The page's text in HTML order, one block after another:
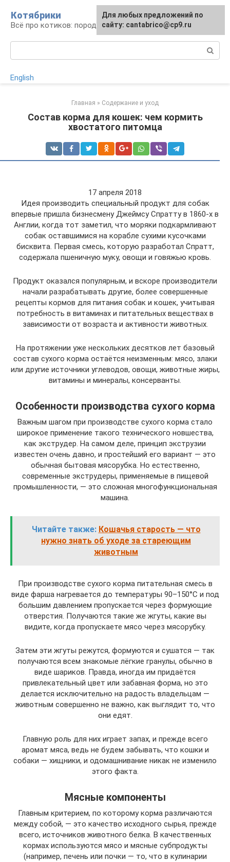
контенту
Котябрики
Всё про котиков: породы, содержание, уход
English
Главная » Содержание и уход
Состав корма для кошек: чем кормить
хвостатого питомца
17 апреля 2018
Идея производить специальный продукт для собак
впервые пришла бизнесмену Джеймсу Спратту в 1860-х в
Англии, когда тот заметил, что моряки подкармливают
собак оставшимися на корабле сухими кусочками
бисквита. Первая смесь, которую разработал Спратт,
содержала пшеничную муку, овощи и говяжью кровь.
Продукт оказался популярным, и вскоре производители
начали разрабатывать другие, более совершенные
рецепты кормов для питания собак и кошек, учитывая
потребность в витаминах и питательных веществах в
зависимости от возраста и активности животных.
На протяжении уже нескольких десятков лет базовый
состав сухого корма остаётся неизменным: мясо, злаки
или другие источники углеводов, овощи, животные жиры,
витамины и минералы, консерванты.
Особенности производства сухого корма
Важным шагом при производстве сухого корма стало
широкое применение такого технического новшества,
как экструдер. На самом деле, принцип экструзии
известен очень давно, и простейший его вариант — это
обычная бытовая мясорубка. Но естественно,
современные экструдеры, применяемые в пищевой
промышленности, — это сложная многофункциональная
машина.
Читайте также: Кошачья старость — что
нужно знать об уходе за стареющим
животным
При производстве сухого корма питательная смесь в
виде фарша нагревается до температуры 90–150°C и под
большим давлением пропускается через формующие
отверстия. Получаются такие же жгуты, какие вы
видите, когда пропускаете мясо через мясорубку.
Затем эти жгуты режутся, формуются и сушатся — так
получаются всем знакомые лёгкие гранулы, обычно в
виде шариков. Правда, иногда им придаётся
привлекательный цвет или забавная форма, но это
делается исключительно на радость владельцам —
животным совершенно не важно, как выглядит то, что
они едят.
Главную роль для них играет запах, и прежде всего
аромат мяса, ведь не будем забывать, что кошки и
собаки — хищники, и одомашнивание никак не изменило
этого факта.
Мясные компоненты
Главным критерием, по которому корма различаются
между собой, — это качество исходного сырья, прежде
всего, источников животного белка. В качественных
кормах используются мясо и мясные субпродукты
(например, печень или почки — то, что в кулинарии
Для любых предложений по
сайту: cantabrico@cp9.ru